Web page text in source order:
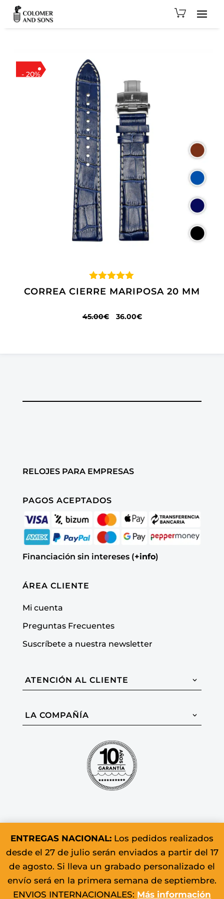
ENTREGAS NACIONAL: Los pedidos realizados
desde el 27 de julio serán enviados a partir del 17
de agosto. Si lleva un grabado personalizado el
envío será en la primera semana de septiembre.
ENVIOS INTERNACIONALES: Más información
- 20%
Valorado
con 5.00
CORREA CIERRE MARIPOSA 20 MM
45.00€
EL
36.00€EL
RELOJES PARA EMPRESAS
PAGOS ACEPTADOS
Financiación sin intereses (+info)
ÁREA CLIENTE
Mi cuenta
Preguntas Frecuentes
Suscríbete a nuestra newsletter
ATENCIÓN AL CLIENTE
LA COMPAÑÍA
© 2026 Colomer & Sons. Todos los
derechos reservados.